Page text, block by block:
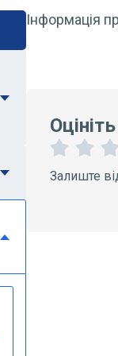
Інформація
З
З
Залиште